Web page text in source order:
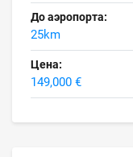
До аэропорта:
25km
Цена:
149,000 €